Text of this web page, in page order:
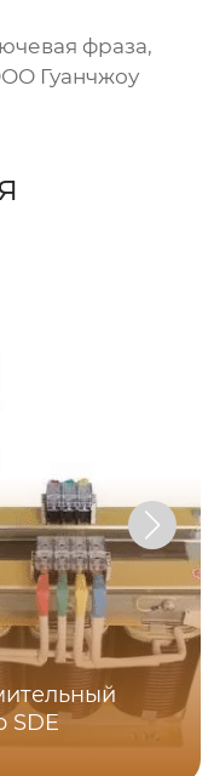
фраза,
Гуанчжоу
SDE